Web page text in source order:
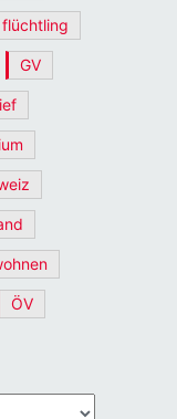
flüchtling
GV
ÖV